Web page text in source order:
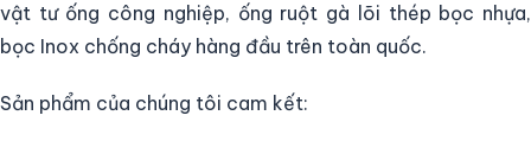
vật tư ống công nghiệp, ống ruột gà lõi thép bọc nhựa,
bọc Inox chống cháy hàng đầu trên toàn quốc.
Sản phẩm của chúng tôi cam kết: